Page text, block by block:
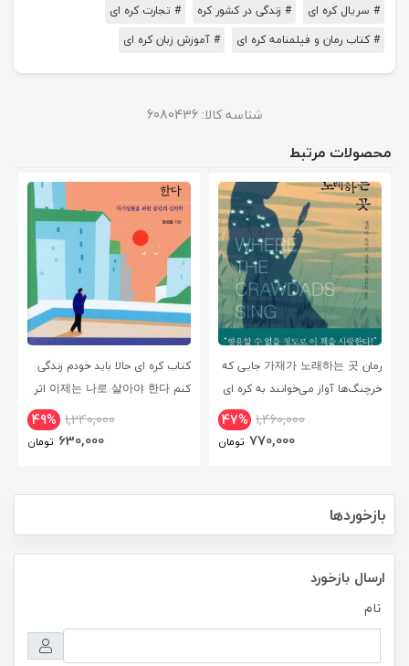
# سریال کره ای # زندگی در کشور کره
# تجارت کره ای
# کتاب رمان و فیلمنامه کره ای
# آموزش زبان کره ای
شناسه کالا: 6080436
محصولات مرتبط
رمان 가재가 노래하는 곳 جایی که
خرچنگ‌ها آواز می‌خوانند به کره ای
47% 1,460,000
770,000 تومان
کتاب کره ای حالا باید خودم زندگی
کنم 이제는 나로 살아야 한다 اثر
49% 1,240,000
630,000 تومان
بازخوردها
ارسال بازخورد
نام